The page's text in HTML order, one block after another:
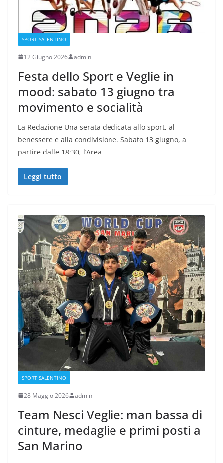
SPORT SALENTINO
12 Giugno 2026 admin
Festa dello Sport e Veglie in
mood: sabato 13 giugno tra
movimento e socialità
La Redazione Una serata dedicata allo sport, al
benessere e alla condivisione. Sabato 13 giugno, a
partire dalle 18:30, l’Area
Leggi tutto
SPORT SALENTINO
28 Maggio 2026 admin
Team Nesci Veglie: man bassa di
cinture, medaglie e primi posti a
San Marino